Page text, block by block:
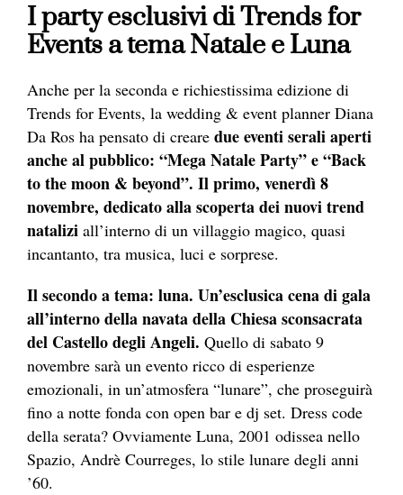
I party esclusivi di Trends for
Events a tema Natale e Luna
Anche per la seconda e richiestissima edizione di
Trends for Events, la wedding & event planner Diana
Da Ros ha pensato di creare due eventi serali aperti
anche al pubblico: “Mega Natale Party” e “Back
to the moon & beyond”. Il primo, venerdì 8
novembre, dedicato alla scoperta dei nuovi trend
natalizi all’interno di un villaggio magico, quasi
incantanto, tra musica, luci e sorprese.
Il secondo a tema: luna. Un’esclusica cena di gala
all’interno della navata della Chiesa sconsacrata
del Castello degli Angeli. Quello di sabato 9
novembre sarà un evento ricco di esperienze
emozionali, in un’atmosfera “lunare”, che proseguirà
fino a notte fonda con open bar e dj set. Dress code
della serata? Ovviamente Luna, 2001 odissea nello
Spazio, Andrè Courreges, lo stile lunare degli anni
’60.